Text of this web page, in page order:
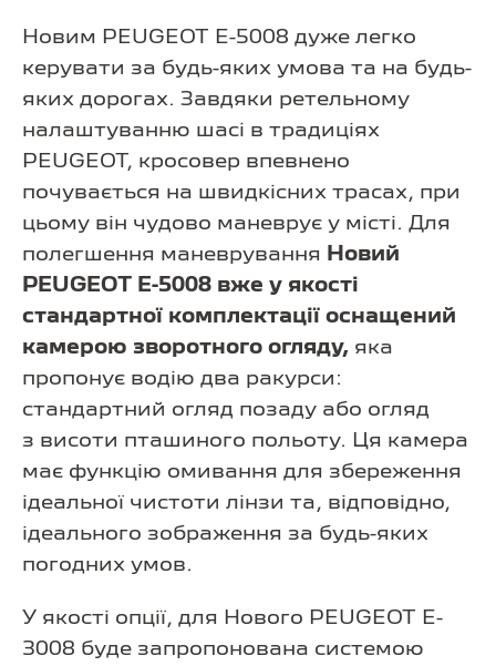
Новим PEUGEOT E-5008 дуже легко
керувати за будь-яких умова та на будь-
яких дорогах. Завдяки ретельному
налаштуванню шасі в традиціях
PEUGEOT, кросовер впевнено
почувається на швидкісних трасах, при
цьому він чудово маневрує у місті. Для
полегшення маневрування
Новий
PEUGEOT E-5008 вже у якості
стандартної комплектації оснащений
камерою зворотного огляду, яка
пропонує водію два ракурси:
стандартний огляд позаду або огляд
з висоти пташиного польоту. Ця камера
має функцію омивання для збереження
ідеальної чистоти лінзи та, відповідно,
ідеального зображення за будь-яких
погодних умов.
У якості опції, для Нового PEUGEOT E-
3008 буде запропонована системою